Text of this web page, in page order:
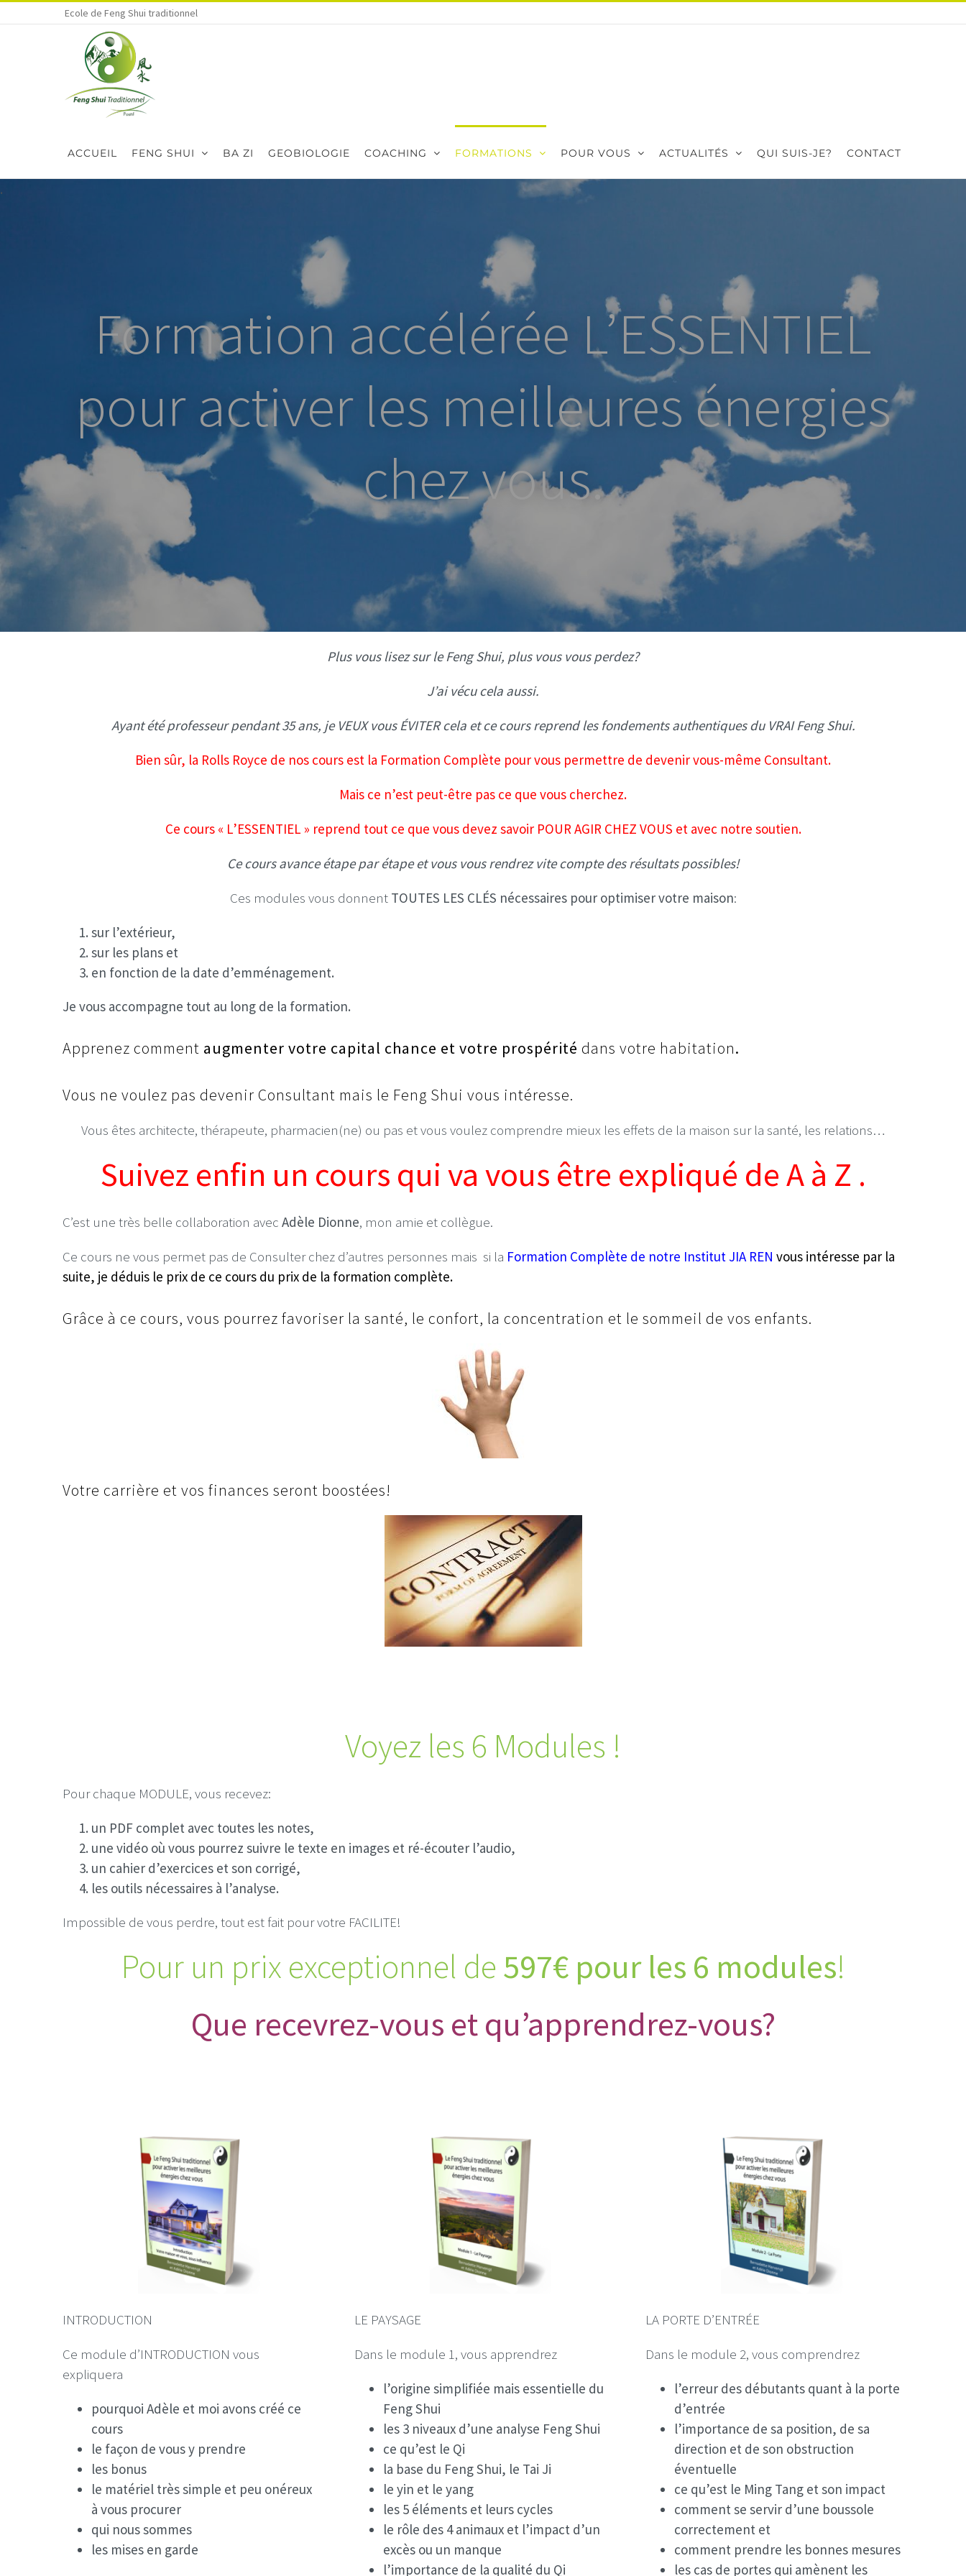
to
Ecole de Feng Shui traditionnel
ACCUEIL FENG SHUI BA ZI GEOBIOLOGIE COACHING FORMATIONS POUR VOUS ACTUALITÉS QUI SUIS-JE? CONTACT
Formation accélérée L’ESSENTIEL
pour activer les meilleures énergies
chez vous.
Plus vous lisez sur le Feng Shui, plus vous vous perdez?
J’ai vécu cela aussi.
Ayant été professeur pendant 35 ans, je VEUX vous ÉVITER cela et ce cours reprend les fondements authentiques du VRAI Feng Shui.
Bien sûr, la Rolls Royce de nos cours est la Formation Complète pour vous permettre de devenir vous-même Consultant.
Mais ce n’est peut-être pas ce que vous cherchez.
Ce cours « L’ESSENTIEL » reprend tout ce que vous devez savoir POUR AGIR CHEZ VOUS et avec notre soutien.
Ce cours avance étape par étape et vous vous rendrez vite compte des résultats possibles!
Ces modules vous donnent TOUTES LES CLÉS nécessaires pour optimiser votre maison:
sur l’extérieur,
sur les plans et
en fonction de la date d’emménagement.
Je vous accompagne tout au long de la formation.
Apprenez comment augmenter votre capital chance et votre prospérité dans votre habitation.
Vous ne voulez pas devenir Consultant mais le Feng Shui vous intéresse.
Vous êtes architecte, thérapeute, pharmacien(ne) ou pas et vous voulez comprendre mieux les effets de la maison sur la santé, les relations…
Suivez enfin un cours qui va vous être expliqué de A à Z .
C’est une très belle collaboration avec Adèle Dionne, mon amie et collègue.
Ce cours ne vous permet pas de Consulter chez d’autres personnes mais si la Formation Complète de notre Institut JIA REN vous intéresse par la
suite, je déduis le prix de ce cours du prix de la formation complète.
Grâce à ce cours, vous pourrez favoriser la santé, le confort, la concentration et le sommeil de vos enfants.
Votre carrière et vos finances seront boostées!
Voyez les 6 Modules !
Pour chaque MODULE, vous recevez:
un PDF complet avec toutes les notes,
une vidéo où vous pourrez suivre le texte en images et ré-écouter l’audio,
un cahier d’exercices et son corrigé,
les outils nécessaires à l’analyse.
Impossible de vous perdre, tout est fait pour votre FACILITE!
Pour un prix exceptionnel de 597€ pour les 6 modules!
Que recevrez-vous et qu’apprendrez-vous?
INTRODUCTION
Ce module d’INTRODUCTION vous
expliquera
pourquoi Adèle et moi avons créé ce
cours
le façon de vous y prendre
les bonus
le matériel très simple et peu onéreux
à vous procurer
qui nous sommes
les mises en garde
LE PAYSAGE
Dans le module 1, vous apprendrez
l’origine simplifiée mais essentielle du
Feng Shui
les 3 niveaux d’une analyse Feng Shui
ce qu’est le Qi
la base du Feng Shui, le Tai Ji
le yin et le yang
les 5 éléments et leurs cycles
le rôle des 4 animaux et l’impact d’un
excès ou un manque
l’importance de la qualité du Qi
LA PORTE D’ENTRÉE
Dans le module 2, vous comprendrez
l’erreur des débutants quant à la porte
d’entrée
l’importance de sa position, de sa
direction et de son obstruction
éventuelle
ce qu’est le Ming Tang et son impact
comment se servir d’une boussole
correctement et
comment prendre les bonnes mesures
les cas de portes qui amènent les